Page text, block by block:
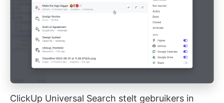
ClickUp Universal Search stelt gebruikers in